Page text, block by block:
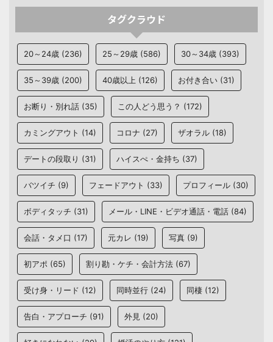
タグクラウド
20～24歳 (236) 25～29歳 (586) 30～34歳 (393)
35～39歳 (200) 40歳以上 (126) お付き合い (31)
お断り・別れ話 (35) この人どう思う？ (172)
カミングアウト (14) コロナ (27) ザオラル (18)
デートの段取り (31) ハイスぺ・金持ち (37)
バツイチ (9) フェードアウト (33) プロフィール (30)
ボディタッチ (31) メール・LINE・ビデオ通話・電話 (84)
会話・タメ口 (17) 元カレ (19) 写真 (9)
初アポ (65) 割り勘・ケチ・会計方法 (67)
受け身・リード (12) 同時並行 (24) 同棲 (12)
告白・アプローチ (91) 外見 (20)